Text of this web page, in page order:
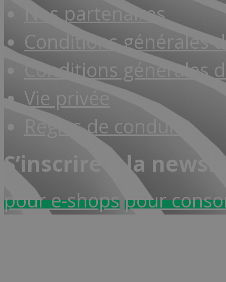
Nos partenaires
Conditions générales
Conditions générales
Vie privée
Règles de conduite
S’inscrire à la
pour e-shopspour